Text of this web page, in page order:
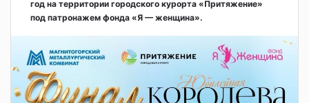
год на территории городского курорта «Притяжение»
под патронажем фонда «Я — женщина».